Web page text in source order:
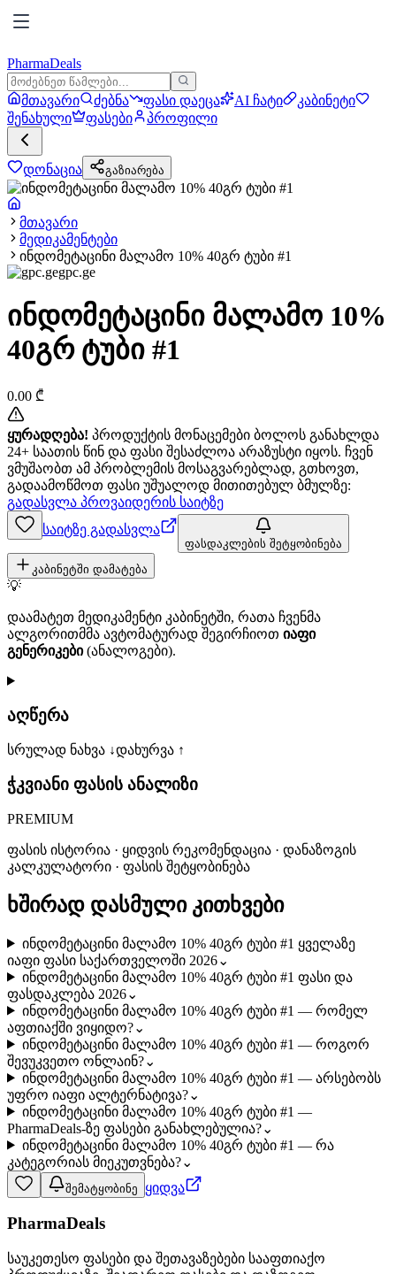
PharmaDeals
მთავარი ძებნა ფასი დაეცა AI ჩატი
კაბინეტი
შენახული
ფასები პროფილი
დონაცია გაზიარება
მთავარი
მედიკამენტები
ინდომეტაცინი მალამო 10% 40გრ ტუბი #1
gpc.ge
ინდომეტაცინი მალამო 10%
40გრ ტუბი #1
0.00 ₾
ყურადღება! პროდუქტის მონაცემები ბოლოს განახლდა
24+ საათის წინ და ფასი შესაძლოა არაზუსტი იყოს. ჩვენ
ვმუშაობთ ამ პრობლემის მოსაგვარებლად, გთხოვთ,
გადაამოწმოთ ფასი უშუალოდ მითითებულ ბმულზე:
გადასვლა პროვაიდერის საიტზე
საიტზე გადასვლა
ფასდაკლების შეტყობინება
კაბინეტში დამატება
💡
დაამატეთ მედიკამენტი კაბინეტში, რათა ჩვენმა
ალგორითმმა ავტომატურად შეგირჩიოთ იაფი
გენერიკები(ანალოგები).
აღწერა
სრულად ნახვა ↓დახურვა ↑
ჭკვიანი ფასის ანალიზი
PREMIUM
ფასის ისტორია · ყიდვის რეკომენდაცია · დანაზოგის
კალკულატორი · ფასის შეტყობინება
ხშირად დასმული კითხვები
ინდომეტაცინი მალამო 10% 40გრ ტუბი #1 ყველაზე
იაფი ფასი საქართველოში 2026⌄
ინდომეტაცინი მალამო 10% 40გრ ტუბი #1 ფასი და
ფასდაკლება 2026⌄
ინდომეტაცინი მალამო 10% 40გრ ტუბი #1 — რომელ
აფთიაქში ვიყიდო?⌄
ინდომეტაცინი მალამო 10% 40გრ ტუბი #1 — როგორ
შევუკვეთო ონლაინ?⌄
ინდომეტაცინი მალამო 10% 40გრ ტუბი #1 — არსებობს
უფრო იაფი ალტერნატივა?⌄
ინდომეტაცინი მალამო 10% 40გრ ტუბი #1 —
PharmaDeals-ზე ფასები განახლებულია?⌄
ინდომეტაცინი მალამო 10% 40გრ ტუბი #1 — რა
კატეგორიას მიეკუთვნება?⌄
შემატყობინე ყიდვა
PharmaDeals
საუკეთესო ფასები და შეთავაზებები სააფთიაქო